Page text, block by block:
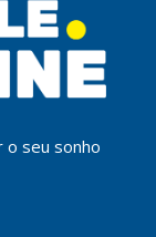
o seu sonho